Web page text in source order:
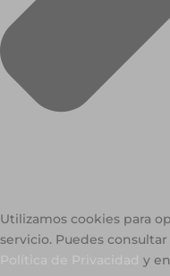
Utilizamos cookies para
servicio. Puedes
y